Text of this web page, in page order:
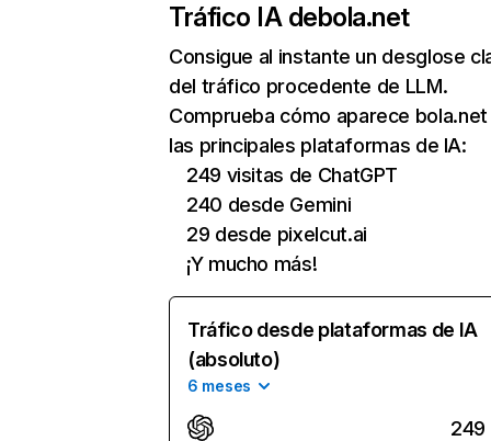
Tráfico IA debola.net
Consigue al instante un desglose
del tráfico procedente de LLM.
Comprueba cómo aparece bola.net
las principales plataformas de IA:
249 visitas de ChatGPT
240 desde Gemini
29 desde pixelcut.ai
¡Y mucho más!
Tráfico desde plataformas de IA
(absoluto)
6 meses
249